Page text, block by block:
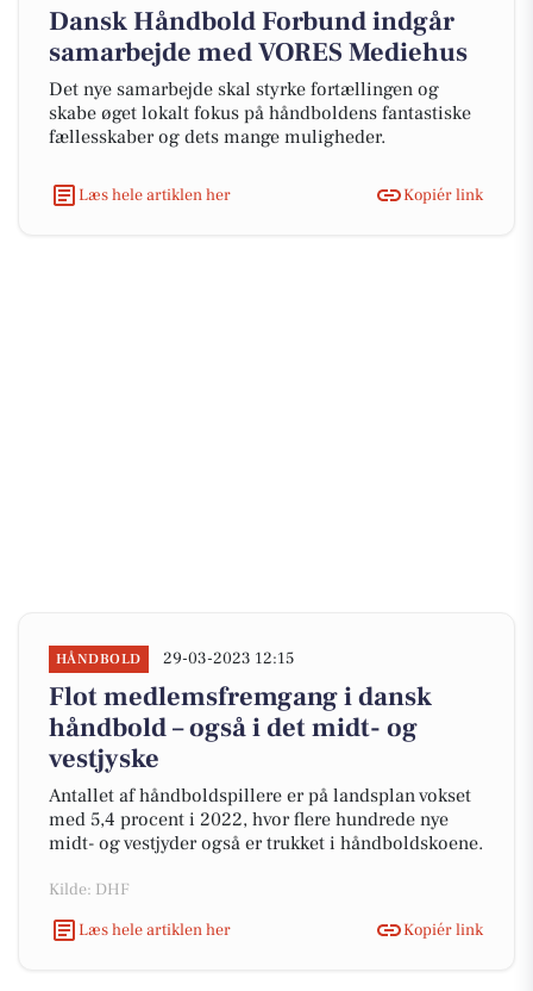
Dansk Håndbold Forbund indgår
samarbejde med VORES Mediehus
Det nye samarbejde skal styrke fortællingen og
skabe øget lokalt fokus på håndboldens fantastiske
fællesskaber og dets mange muligheder.
Læs hele artiklen her Kopiér link
HÅNDBOLD 29-03-2023 12:15
Flot medlemsfremgang i dansk
håndbold – også i det midt- og
vestjyske
Antallet af håndboldspillere er på landsplan vokset
med 5,4 procent i 2022, hvor flere hundrede nye
midt- og vestjyder også er trukket i håndboldskoene.
Kilde: DHF
Læs hele artiklen her
Kopiér link